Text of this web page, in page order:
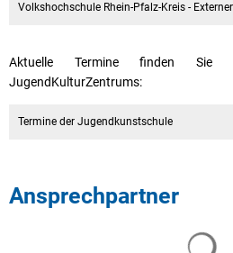
Volkshochschule Rhein-Pfalz-Kreis -
Aktuelle Termine finden Sie
JugendKulturZentrums:
Termine der Jugendkunstschule
Ansprechpartner